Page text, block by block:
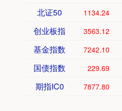
北证50 1134.24
创业板指 3563.12
基金指数 7242.10
国债指数 229.69
期指IC0 7877.80